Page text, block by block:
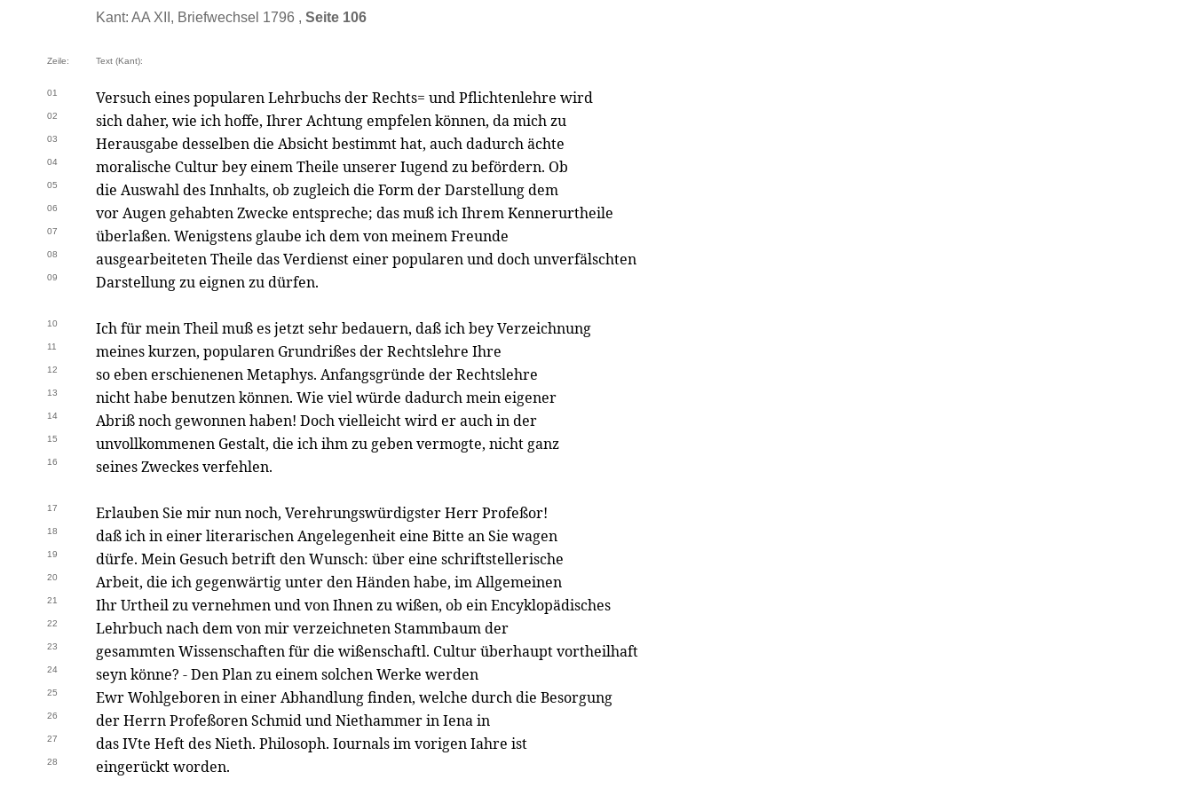
Kant: AA XII, Briefwechsel 1796 , Seite 106
Zeile: Text (Kant):
01 Versuch eines popularen Lehrbuchs der Rechts= und Pflichtenlehre wird
02 sich daher, wie ich hoffe, Ihrer Achtung empfelen können, da mich zu
03 Herausgabe desselben die Absicht bestimmt hat, auch dadurch ächte
04 moralische Cultur bey einem Theile unserer Iugend zu befördern. Ob
05 die Auswahl des Innhalts, ob zugleich die Form der Darstellung dem
06 vor Augen gehabten Zwecke entspreche; das muß ich Ihrem Kennerurtheile
07 überlaßen. Wenigstens glaube ich dem von meinem Freunde
08 ausgearbeiteten Theile das Verdienst einer popularen und doch unverfälschten
09 Darstellung zu eignen zu dürfen.
10 Ich für mein Theil muß es jetzt sehr bedauern, daß ich bey Verzeichnung
11 meines kurzen, popularen Grundrißes der Rechtslehre Ihre
12 so eben erschienenen Metaphys. Anfangsgründe der Rechtslehre
13 nicht habe benutzen können. Wie viel würde dadurch mein eigener
14 Abriß noch gewonnen haben! Doch vielleicht wird er auch in der
15 unvollkommenen Gestalt, die ich ihm zu geben vermogte, nicht ganz
16 seines Zweckes verfehlen.
17 Erlauben Sie mir nun noch, Verehrungswürdigster Herr Profeßor!
18 daß ich in einer literarischen Angelegenheit eine Bitte an Sie wagen
19 dürfe. Mein Gesuch betrift den Wunsch: über eine schriftstellerische
20 Arbeit, die ich gegenwärtig unter den Händen habe, im Allgemeinen
21 Ihr Urtheil zu vernehmen und von Ihnen zu wißen, ob ein Encyklopädisches
22 Lehrbuch nach dem von mir verzeichneten Stammbaum der
23 gesammten Wissenschaften für die wißenschaftl. Cultur überhaupt vortheilhaft
24 seyn könne? - Den Plan zu einem solchen Werke werden
25 Ewr Wohlgeboren in einer Abhandlung finden, welche durch die Besorgung
26 der Herrn Profeßoren Schmid und Niethammer in Iena in
27 das IVte Heft des Nieth. Philosoph. Iournals im vorigen Iahre ist
28 eingerückt worden.